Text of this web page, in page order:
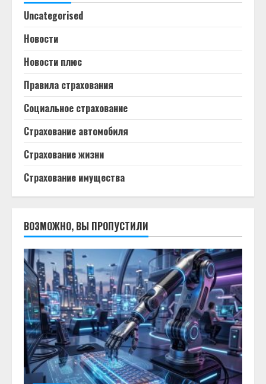
Uncategorised
Новости
Новости плюс
Правила страхования
Социальное страхование
Страхование автомобиля
Страхование жизни
Страхование имущества
ВОЗМОЖНО, ВЫ ПРОПУСТИЛИ